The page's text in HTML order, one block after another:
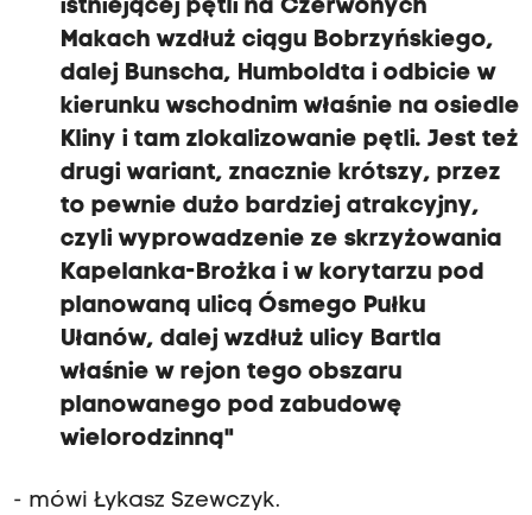
istniejącej pętli na Czerwonych
Makach wzdłuż ciągu Bobrzyńskiego,
dalej Bunscha, Humboldta i odbicie w
kierunku wschodnim właśnie na osiedle
Kliny i tam zlokalizowanie pętli. Jest też
drugi wariant, znacznie krótszy, przez
to pewnie dużo bardziej atrakcyjny,
czyli wyprowadzenie ze skrzyżowania
Kapelanka-Brożka i w korytarzu pod
planowaną ulicą Ósmego Pułku
Ułanów, dalej wzdłuż ulicy Bartla
właśnie w rejon tego obszaru
planowanego pod zabudowę
wielorodzinną"
- mówi Łykasz Szewczyk.